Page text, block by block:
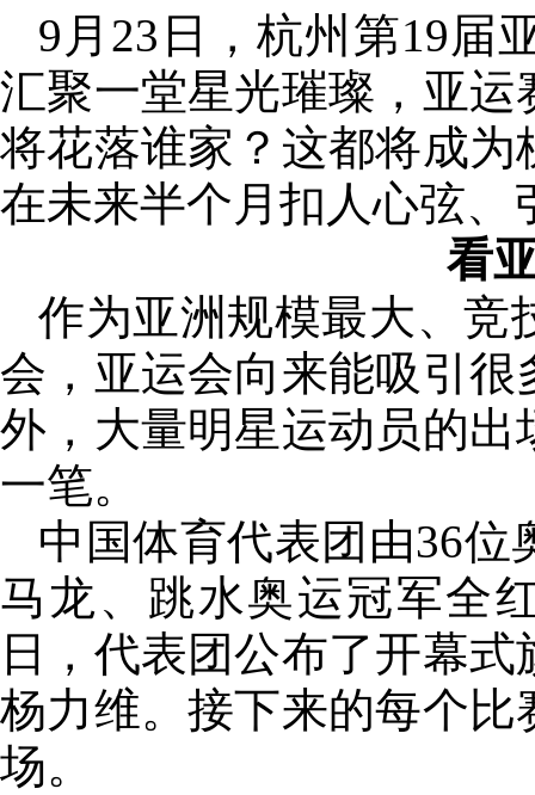
9月23日，杭州第19届
汇聚一堂星光璀璨，亚
将花落谁家？这都将成
在未来半个月扣人心弦、
看
作为亚洲规模最大、竞
会，亚运会向来能吸引
外，大量明星运动员的
一笔。
中国体育代表团由36
马龙、跳水奥运冠军全
日，代表团公布了开幕
杨力维。接下来的每个
场。